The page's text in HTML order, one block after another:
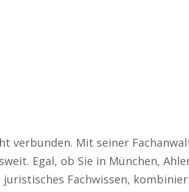
verbunden. Mit seiner
Egal, ob Sie in München,
Fachwissen,